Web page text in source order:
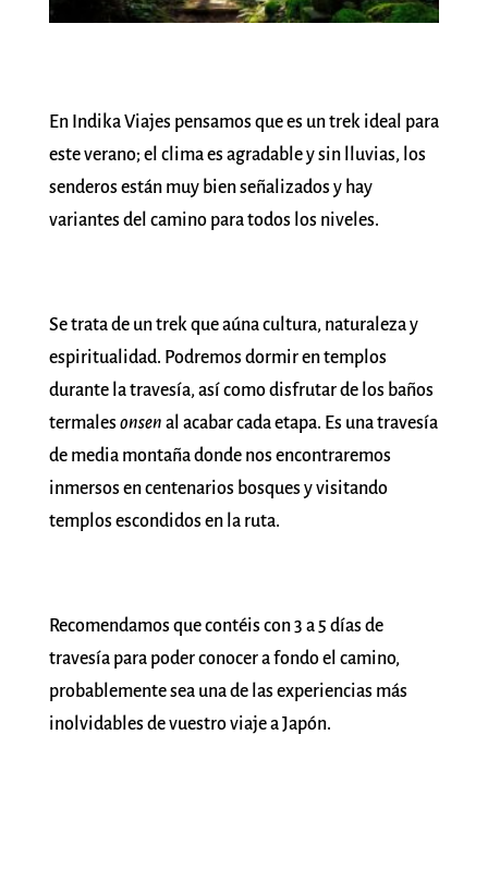
En Indika Viajes pensamos que es un trek ideal para
este verano; el clima es agradable y sin lluvias, los
senderos están muy bien señalizados y hay
variantes del camino para todos los niveles.
Se trata de un trek que aúna cultura, naturaleza y
espiritualidad. Podremos dormir en templos
durante la travesía, así como disfrutar de los baños
termales onsen al acabar cada etapa. Es una travesía
de media montaña donde nos encontraremos
inmersos en centenarios bosques y visitando
templos escondidos en la ruta.
Recomendamos que contéis con 3 a 5 días de
travesía para poder conocer a fondo el camino,
probablemente sea una de las experiencias más
inolvidables de vuestro viaje a Japón.